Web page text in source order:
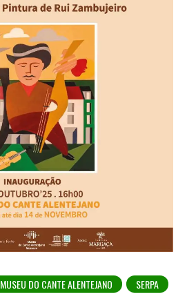
MUSEU DO CANTE ALENTEJANO SERPA